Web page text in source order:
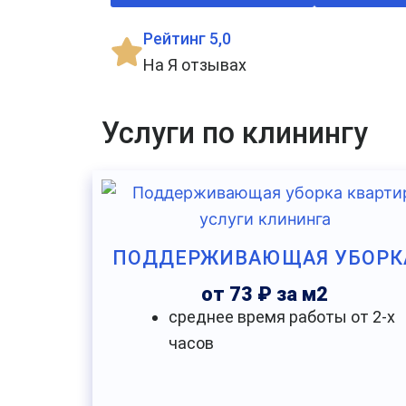
Рейтинг 5,0
На Я отзывах
Услуги по клинингу
ПОДДЕРЖИВАЮЩАЯ
от 73 ₽ за м2
среднее время работы от 2-х
часов